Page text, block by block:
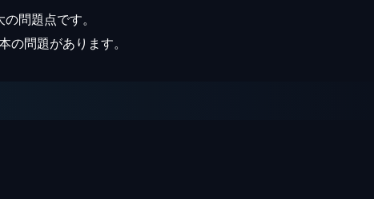
問題点です。
問題があります。